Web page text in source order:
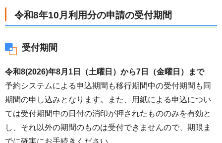
令和8年10月利用分の申請の受付期間
受付期間
令和8(2026)年8月1日（土曜日）から7日（金曜日）まで
予約システムによる申込期間も移行期間中の受付期間も同
期間の申し込みとなります。また、用紙による申込につい
ては受付期間中の日付の消印が押されたもののみを有効と
し、それ以外の期間のものは受付できませんので、期限ま
でに確実にお手続きください。